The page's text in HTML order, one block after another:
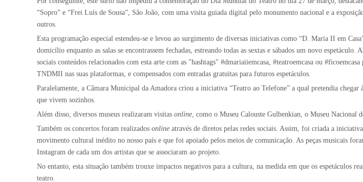
“Sopro” e “Frei Luís de Sousa”, São João, com uma visita guiada digital pelo monumento nacional e a
outros.
Esta programação especial estendeu-se e levou ao surgimento de diversas iniciativas como “D. Maria II em
domicílio enquanto as salas se encontrassem fechadas, estreando todas as sextas e sábados um novo
sociais conteúdos relacionados com esta arte com as "hashtags" #dmariaiiemcasa, #teatroemcasa ou
TNDMII nas suas plataformas, e compensados com entradas gratuitas para futuros espetáculos.
Paralelamente, a Câmara Municipal da Amadora criou a iniciativa “Teatro ao Telefone” a qual pretendia chegar
que vivem sozinhos.
Além disso, diversos museus realizaram visitas online , como o Museu Calouste Gulbenkian, o Museu Nacional
Também os concertos foram realizados online através de diretos pelas redes sociais. Assim, foi criada a
movimento cultural inédito no nosso país e que foi apoiado pelos meios de comunicação. As peças musicais
Instagram de cada um dos artistas que se associaram ao projeto.
No entanto, esta situação também trouxe impactos negativos para a cultura, na medida em que os espetáculos
teatro.